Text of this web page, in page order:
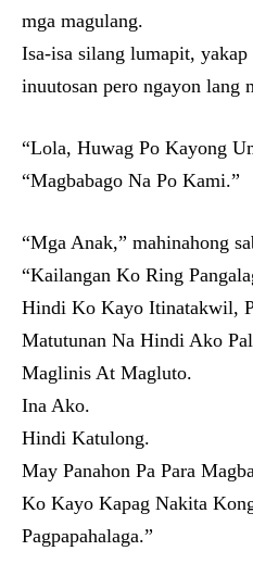
mga magulang.
Isa-isa silang lumapit,
inuutosan pero ngayon lang
“Lola, Huwag Po Kayong
“Magbabago Na Po Kami.”
“Mga Anak,” mahinahong
“Kailangan Ko Ring
Hindi Ko Kayo Itinatakwil,
Matutunan Na Hindi Ako
Maglinis At Magluto.
Ina Ako.
Hindi Katulong.
May Panahon Pa Para
Ko Kayo Kapag Nakita
Pagpapahalaga.”